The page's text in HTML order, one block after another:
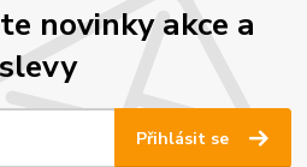
novinky akce a
slevy
Přihlásit se